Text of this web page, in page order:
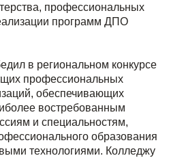
профессиональных
программ ДПО
в региональном конкурсе
профессиональных
обеспечивающих
востребованным
и специальностям,
образования
технологиями. Колледжу